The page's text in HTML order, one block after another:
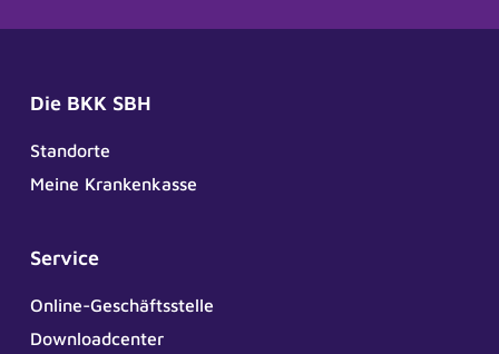
Die BKK SBH
Standorte
Meine Krankenkasse
Service
Online-Geschäftsstelle
Downloadcenter